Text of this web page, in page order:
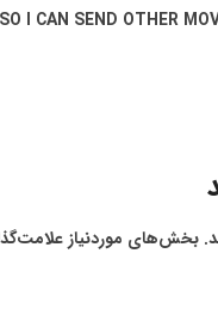
I CAN SEND OTHER
بخش‌های موردنیاز